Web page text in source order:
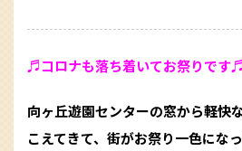
♬コロナも落ち着いてお祭りです♬
向ヶ丘遊園センターの窓から軽快
こえてきて、街がお祭り一色にな